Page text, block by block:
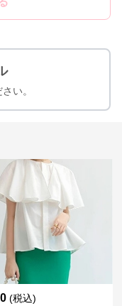
い。
(税込)